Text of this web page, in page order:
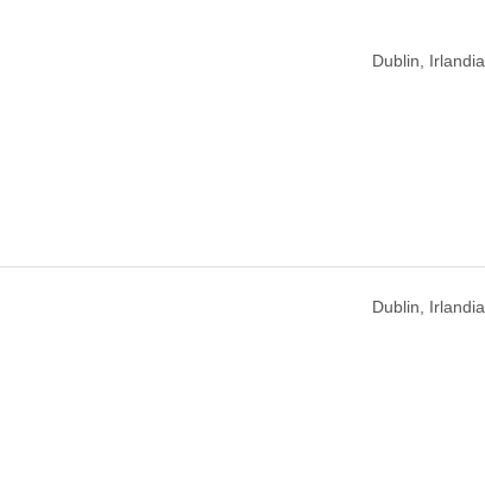
Dublin, Irlandia
Dublin, Irlandia